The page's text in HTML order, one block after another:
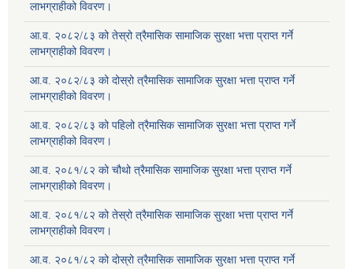
लाभग्राहीको विवरण।
आ.व. २०८२/८३ को तेस्रो त्रैमासिक सामाजिक सुरक्षा भत्ता प्राप्त गर्ने
लाभग्राहीको विवरण।
आ.व. २०८२/८३ को दोस्रो त्रैमासिक सामाजिक सुरक्षा भत्ता प्राप्त गर्ने
लाभग्राहीको विवरण।
आ.व. २०८२/८३ को पहिलो त्रैमासिक सामाजिक सुरक्षा भत्ता प्राप्त गर्ने
लाभग्राहीको विवरण।
आ.व. २०८१/८२ को चौथो त्रैमासिक सामाजिक सुरक्षा भत्ता प्राप्त गर्ने
लाभग्राहीको विवरण।
आ.व. २०८१/८२ को तेस्रो त्रैमासिक सामाजिक सुरक्षा भत्ता प्राप्त गर्ने
लाभग्राहीको विवरण।
आ.व. २०८१/८२ को दोस्रो त्रैमासिक सामाजिक सुरक्षा भत्ता प्राप्त गर्ने